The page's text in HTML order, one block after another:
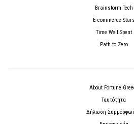
Brainstorm Tech
E-commerce Stars
Time Well Spent
Path to Zero
About Fortune
Ταυτότητα
Δήλωση